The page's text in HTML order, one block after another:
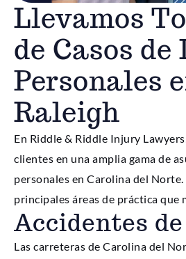
Llevamos
de Casos de
Personales
Raleigh
En Riddle & Riddle Injury
clientes en una amplia gama de
personales en Carolina del Norte.
principales áreas de práctica que
Accidentes
Las carreteras de Carolina del